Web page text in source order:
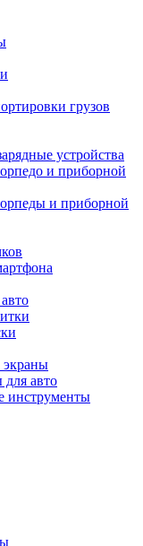
грузов
устройства
и приборной
и приборной
авто
инструменты